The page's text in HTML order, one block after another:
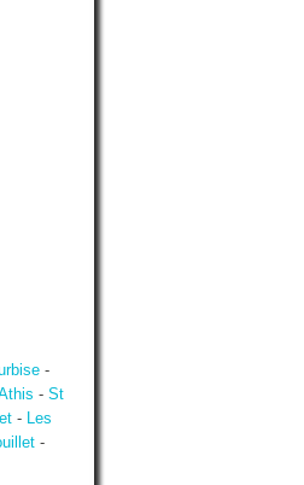
-
- St
- Les
-